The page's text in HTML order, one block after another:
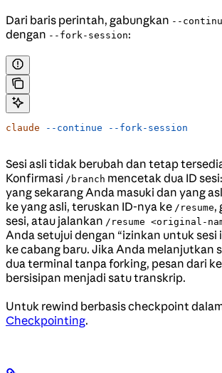
Dari baris perintah, gabungkan --
dengan --fork-session:
claude --continue --fork-session
Sesi asli tidak berubah dan tetap
Konfirmasi /branch mencetak dua ID
yang sekarang Anda masuki dan yang
ke yang asli, teruskan ID-nya ke /resume,
sesi, atau jalankan /resume <original-
Anda setujui dengan “izinkan untuk sesi
ke cabang baru. Jika Anda melanjutkan
dua terminal tanpa forking, pesan dari
bersisipan menjadi satu transkrip.
Untuk rewind berbasis checkpoint
Checkpointing.